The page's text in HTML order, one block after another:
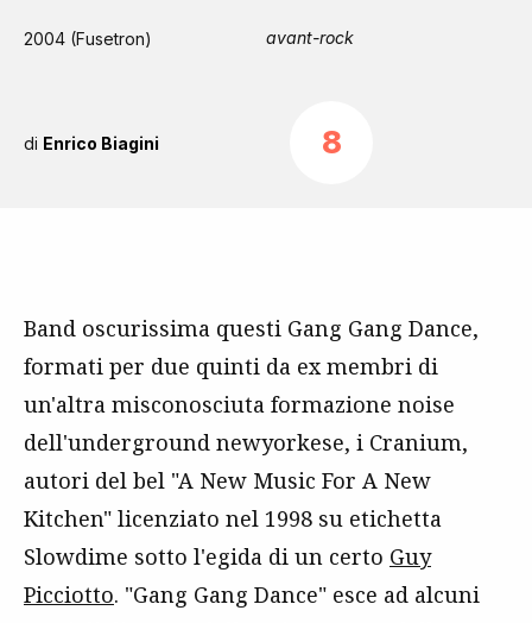
2004 (Fusetron) avant-rock
di Enrico Biagini 8
Band oscurissima questi Gang Gang Dance,
formati per due quinti da ex membri di
un'altra misconosciuta formazione noise
dell'underground newyorkese, i Cranium,
autori del bel "A New Music For A New
Kitchen" licenziato nel 1998 su etichetta
Slowdime sotto l'egida di un certo Guy
Picciotto. "Gang Gang Dance" esce ad alcuni